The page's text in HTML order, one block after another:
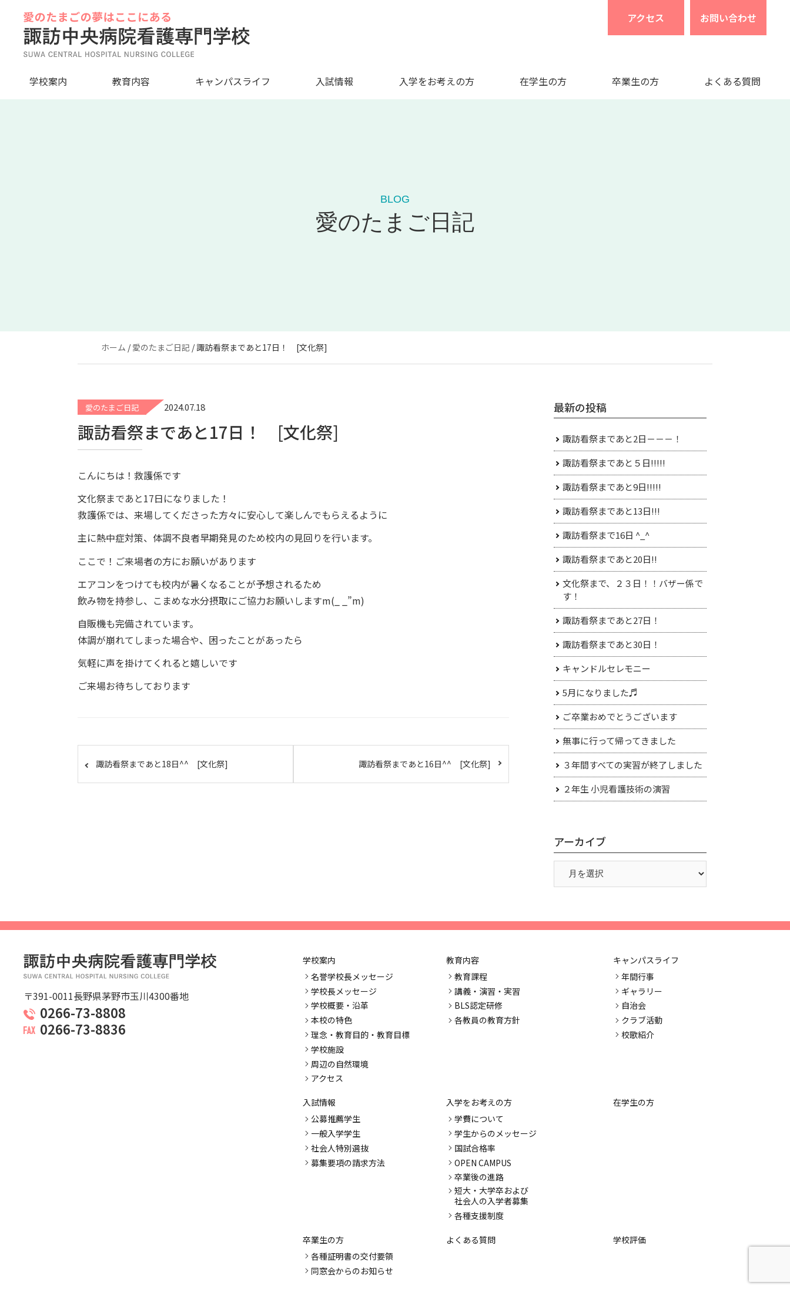
content
アクセス お問い合わせ
学校案内 教育内容 キャンパスライフ 入試情報 入学をお考えの方 在学生の方 卒業生の方 よくある質問
BLOG
愛のたまご日記
ホーム 愛のたまご日記 諏訪看祭まであと17日！ [文化祭]
愛のたまご日記 2024.07.18
諏訪看祭まであと17日！ [文化祭]
こんにちは！救護係です
文化祭まであと17日になりました！
救護係では、来場してくださった方々に安心して楽しんでもらえるように
主に熱中症対策、体調不良者早期発見のため校内の見回りを行います。
ここで！ご来場者の方にお願いがあります
エアコンをつけても校内が暑くなることが予想されるため
飲み物を持参し、こまめな水分摂取にご協力お願いしますm(_ _”m)
自販機も完備されています。
体調が崩れてしまった場合や、困ったことがあったら
気軽に声を掛けてくれると嬉しいです
ご来場お待ちしております
諏訪看祭まであと18日^^ [文化祭] 諏訪看祭まであと16日^^ [文化祭]
最新の投稿
諏訪看祭まであと2日－－－！
諏訪看祭まであと５日!!!!!
諏訪看祭まであと9日!!!!!
諏訪看祭まであと13日!!!
諏訪看祭まで16日 ^_^
諏訪看祭まであと20日!!
文化祭まで、２３日！！バザー係で
す！
諏訪看祭まであと27日！
諏訪看祭まであと30日！
キャンドルセレモニー
5月になりました♬
ご卒業おめでとうございます
無事に行って帰ってきました
３年間すべての実習が終了しました
２年生 小児看護技術の演習
アーカイブ
〒391-0011長野県茅野市玉川4300番地
0266-73-8808
0266-73-8836
学校案内
名誉学校長メッセージ
学校長メッセージ
学校概要・沿革
本校の特色
理念・教育目的・教育目標
学校施設
周辺の自然環境
アクセス
教育内容
教育課程
講義・演習・実習
BLS認定研修
各教員の教育方針
キャンパスライフ
年間行事
ギャラリー
自治会
クラブ活動
校歌紹介
入試情報
公募推薦学生
一般入学学生
社会人特別選抜
募集要項の請求方法
入学をお考えの方
学費について
学生からのメッセージ
国試合格率
OPEN CAMPUS
卒業後の進路
短大・大学卒および
社会人の入学者募集
各種支援制度
在学生の方
卒業生の方
各種証明書の交付要領
同窓会からのお知らせ
よくある質問 学校評価